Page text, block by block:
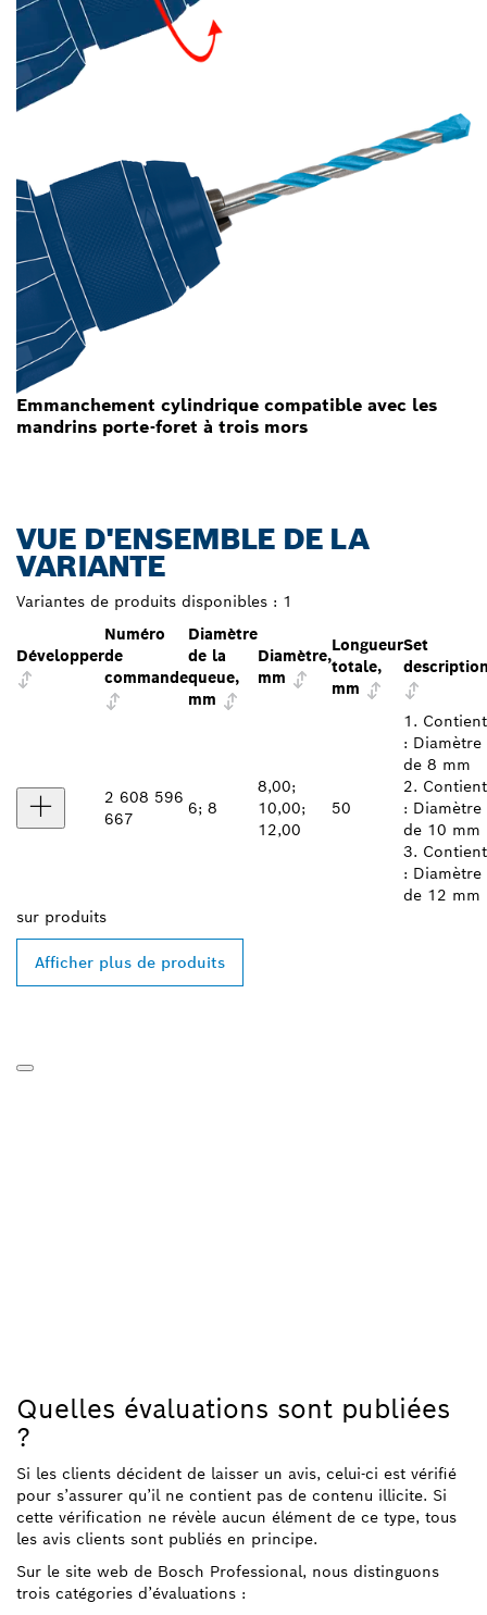
Emmanchement cylindrique compatible avec les
mandrins porte-foret à trois mors
VUE D'ENSEMBLE DE LA
VARIANTE
Variantes de produits disponibles : 1
Développer
Numéro
de
commande
Diamètre
de la
queue,
mm
Diamètre,
mm
Longueur
totale,
mm
Set
2 608 596
667
6; 8
8,00;
10,00;
12,00
50
1. Contient
: Diamètre
de 8 mm
2. Contient
: Diamètre
de 10 mm
3. Contient
: Diamètre
de 12 mm
sur produits
Afficher plus de produits
Quelles évaluations sont publiées
?
Si les clients décident de laisser un avis, celui-ci est vérifié
pour s’assurer qu’il ne contient pas de contenu illicite. Si
cette vérification ne révèle aucun élément de ce type, tous
les avis clients sont publiés en principe.
Sur le site web de Bosch Professional, nous distinguons
trois catégories d’évaluations :